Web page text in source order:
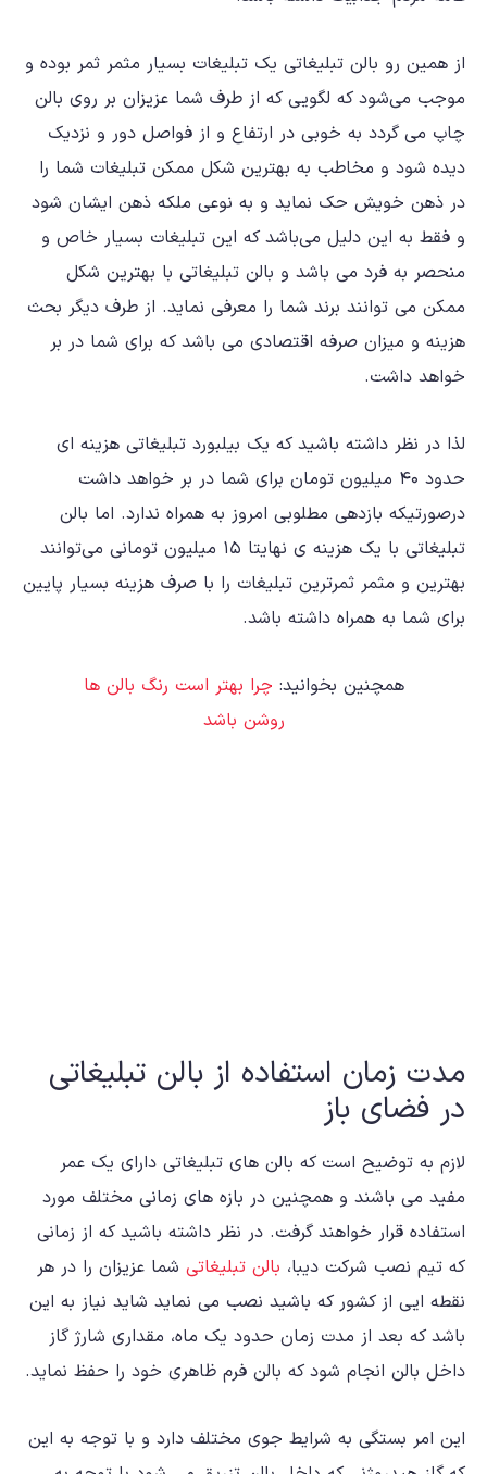
از همین رو بالن تبلیغاتی یک تبلیغات بسیار مثمر ثمر بوده و
موجب می‌شود که لگویی که از طرف شما عزیزان بر روی بالن
چاپ می گردد به خوبی در ارتفاع و از فواصل دور و نزدیک
دیده شود و مخاطب به بهترین شکل ممکن تبلیغات شما را
در ذهن خویش حک نماید و به نوعی ملکه ذهن ایشان شود
و فقط به این دلیل می‌باشد که این تبلیغات بسیار خاص و
منحصر به فرد می باشد و بالن تبلیغاتی با بهترین شکل
ممکن می توانند برند شما را معرفی نماید. از طرف دیگر بحث
هزینه و میزان صرفه اقتصادی می باشد که برای شما در بر
خواهد داشت.
لذا در نظر داشته باشید که یک بیلبورد تبلیغاتی هزینه ای
حدود ۴۰ میلیون تومان برای شما در بر خواهد داشت
درصورتیکه بازدهی مطلوبی امروز به همراه ندارد. اما بالن
تبلیغاتی با یک هزینه ی نهایتا ۱۵ میلیون تومانی می‌توانند
بهترین و مثمر ثمرترین تبلیغات را با صرف هزینه بسیار پایین
برای شما به همراه داشته باشد.
همچنین بخوانید: چرا بهتر است رنگ بالن ها
روشن باشد
مدت زمان استفاده از بالن تبلیغاتی
در فضای باز
لازم به توضیح است که بالن های تبلیغاتی دارای یک عمر
مفید می باشند و همچنین در بازه های زمانی مختلف مورد
استفاده قرار خواهند گرفت. در نظر داشته باشید که از زمانی
که تیم نصب شرکت دیبا، بالن تبلیغاتی شما عزیزان را در هر
نقطه ایی از کشور که باشید نصب می نماید شاید نیاز به این
باشد که بعد از مدت زمان حدود یک ماه، مقداری شارژ گاز
داخل بالن انجام شود که بالن فرم ظاهری خود را حفظ نماید.
این امر بستگی به شرایط جوی مختلف دارد و با توجه به این